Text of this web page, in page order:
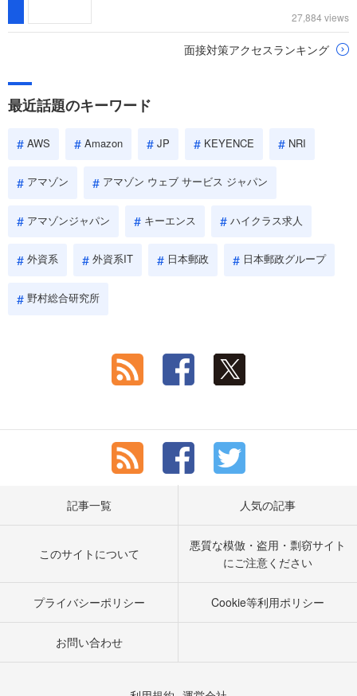
27,884 views
面接対策アクセスランキング
最近話題のキーワード
AWS Amazon JP KEYENCE NRI
アマゾン アマゾン ウェブ サービス ジャパン
アマゾンジャパン キーエンス ハイクラス求人
外資系 外資系IT 日本郵政 日本郵政グループ
野村総合研究所
記事一覧 人気の記事
このサイトについて
悪質な模倣・盗用・剽窃サイト
にご注意ください
プライバシーポリシー Cookie等利用ポリシー
お問い合わせ